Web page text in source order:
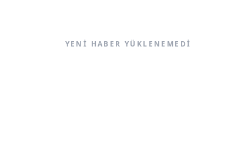
YENI HABER YÜKLENEMEDI